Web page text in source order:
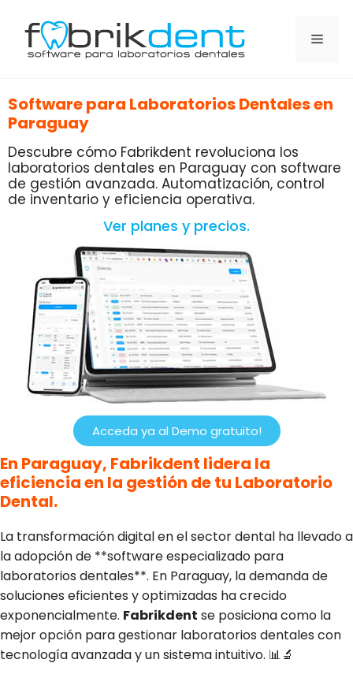
Software para Laboratorios Dentales en
Paraguay
Descubre cómo Fabrikdent revoluciona los
laboratorios dentales en Paraguay con software
de gestión avanzada. Automatización, control
de inventario y eficiencia operativa.
Ver planes y precios.
Acceda ya al Demo gratuito!
En Paraguay, Fabrikdent lidera la
eficiencia en la gestión de tu Laboratorio
Dental.
La transformación digital en el sector dental ha llevado a
la adopción de **software especializado para
laboratorios dentales**. En Paraguay, la demanda de
soluciones eficientes y optimizadas ha crecido
exponencialmente. Fabrikdent se posiciona como la
mejor opción para gestionar laboratorios dentales con
tecnología avanzada y un sistema intuitivo. 📊🔬